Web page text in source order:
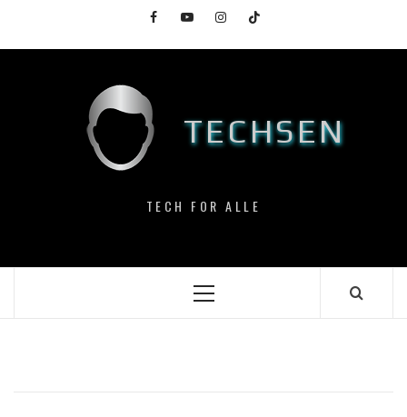
content
FacebookYouTubeInstagramTikTok
TECHSEN
TECH FOR ALLE
Primary